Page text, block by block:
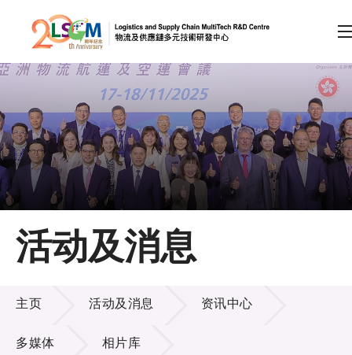
跳到内容（按回车键）
会员登录
A A EN 繁 简
主页
关于LSCM
技术商品化
项目及资助计划
活动及消息
活动及消息
主页 活动及消息 资讯中心
多媒体 相片库